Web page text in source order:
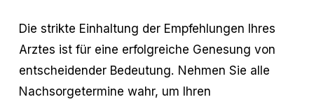
Die strikte Einhaltung der Empfehlungen Ihres
Arztes ist für eine erfolgreiche Genesung von
entscheidender Bedeutung. Nehmen Sie alle
Nachsorgetermine wahr, um Ihren